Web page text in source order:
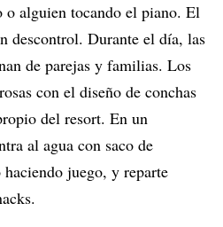
o alguien tocando el piano. El
descontrol. Durante el día, las
de parejas y familias. Los
con el diseño de conchas
del resort. En un
al agua con saco de
juego, y reparte